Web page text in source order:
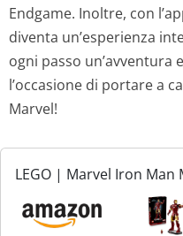
Endgame. Inoltre, con
diventa un’esperienza
ogni passo
l’occasione di portare a
Marvel!
LEGO | Marvel Iron Man
Collezionista - Kit di
Avengers da